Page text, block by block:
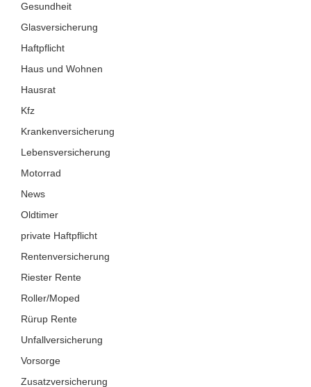
Gesundheit
Glasversicherung
Haftpflicht
Haus und Wohnen
Hausrat
Kfz
Krankenversicherung
Lebensversicherung
Motorrad
News
Oldtimer
private Haftpflicht
Rentenversicherung
Riester Rente
Roller/Moped
Rürup Rente
Unfallversicherung
Vorsorge
Zusatzversicherung